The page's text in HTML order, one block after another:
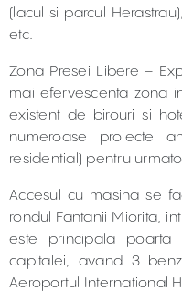
(lacul si parcul
etc.
Zona Presei Libere –
mai efervescenta zona
existent de birouri si
numeroase proiecte
residential) pentru
Accesul cu masina se
rondul Fantanii Miorita,
este principala
capitalei, avand 3
Aeroportul International